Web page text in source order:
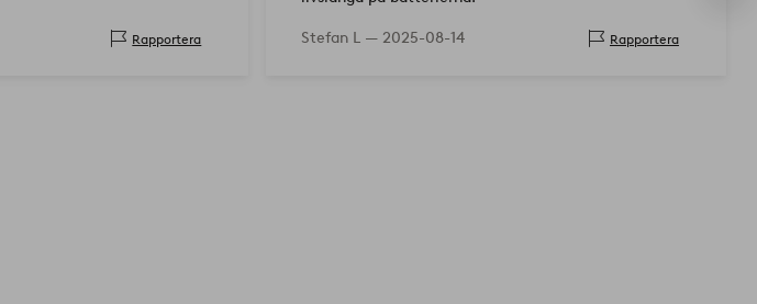
Rapportera Stefan L — 2025-08-14 Rapportera